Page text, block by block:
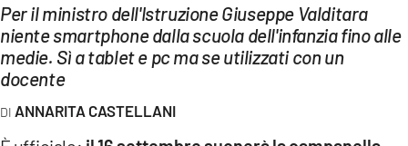
LaC
Network
LACPLAY.IT
LACTV.IT
Per il ministro dell'Istruzione Giuseppe Valditara
niente smartphone dalla scuola dell'infanzia fino alle
medie. Sì a tablet e pc ma se utilizzati con un
docente
ANNARITA CASTELLANI